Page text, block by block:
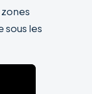
sous les